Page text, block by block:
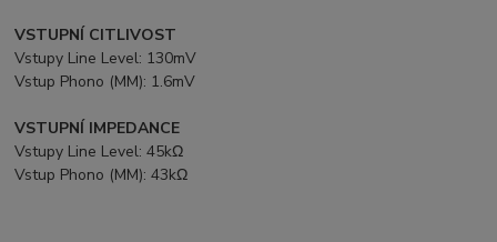
VSTUPNÍ CITLIVOST
Vstupy Line Level: 130mV
Vstup Phono (MM): 1.6mV
VSTUPNÍ IMPEDANCE
Vstupy Line Level: 45kΩ
Vstup Phono (MM): 43kΩ